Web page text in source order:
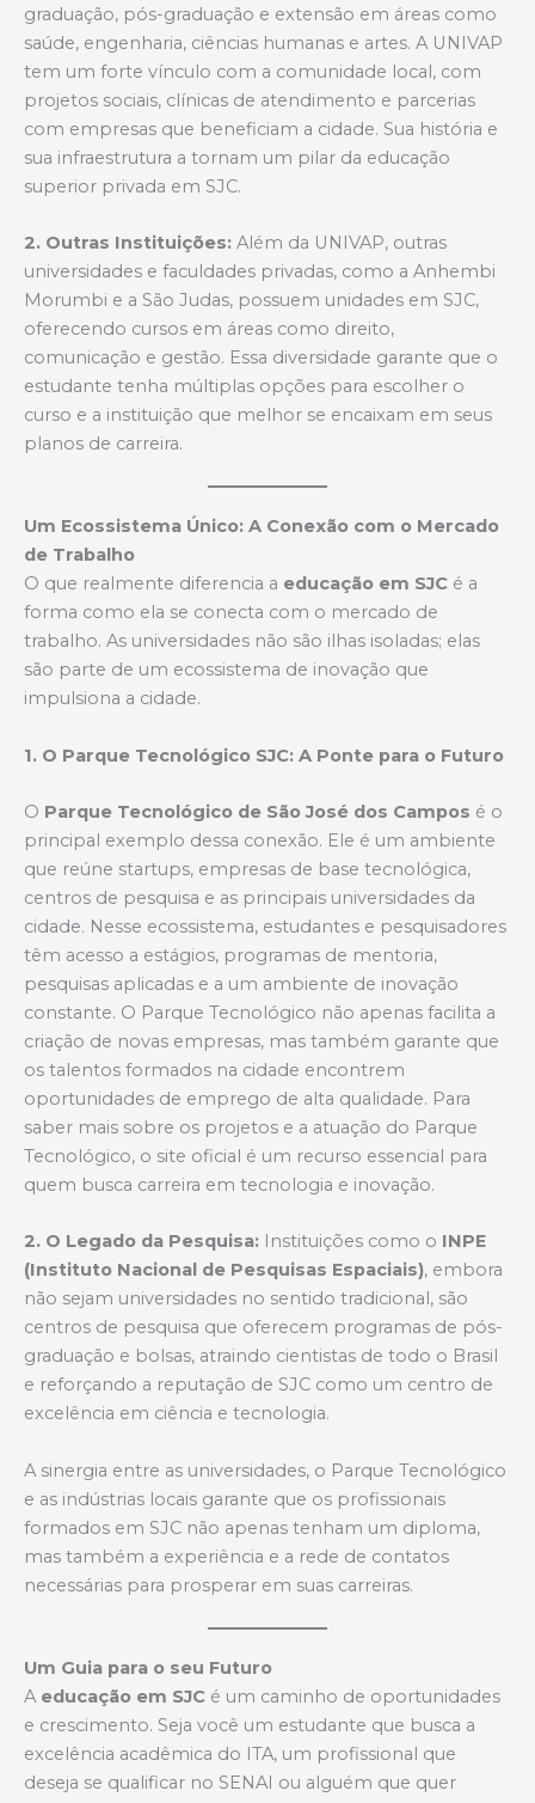
graduação, pós-graduação e extensão em áreas como
saúde, engenharia, ciências humanas e artes. A UNIVAP
tem um forte vínculo com a comunidade local, com
projetos sociais, clínicas de atendimento e parcerias
com empresas que beneficiam a cidade. Sua história e
sua infraestrutura a tornam um pilar da educação
superior privada em SJC.
2. Outras Instituições: Além da UNIVAP, outras
universidades e faculdades privadas, como a Anhembi
Morumbi e a São Judas, possuem unidades em SJC,
oferecendo cursos em áreas como direito,
comunicação e gestão. Essa diversidade garante que o
estudante tenha múltiplas opções para escolher o
curso e a instituição que melhor se encaixam em seus
planos de carreira.
Um Ecossistema Único: A Conexão com o Mercado
de Trabalho
O que realmente diferencia a educação em SJC é a
forma como ela se conecta com o mercado de
trabalho. As universidades não são ilhas isoladas; elas
são parte de um ecossistema de inovação que
impulsiona a cidade.
1. O Parque Tecnológico SJC: A Ponte para o Futuro
O Parque Tecnológico de São José dos Campos é o
principal exemplo dessa conexão. Ele é um ambiente
que reúne startups, empresas de base tecnológica,
centros de pesquisa e as principais universidades da
cidade. Nesse ecossistema, estudantes e pesquisadores
têm acesso a estágios, programas de mentoria,
pesquisas aplicadas e a um ambiente de inovação
constante. O Parque Tecnológico não apenas facilita a
criação de novas empresas, mas também garante que
os talentos formados na cidade encontrem
oportunidades de emprego de alta qualidade. Para
saber mais sobre os projetos e a atuação do Parque
Tecnológico, o site oficial é um recurso essencial para
quem busca carreira em tecnologia e inovação.
2. O Legado da Pesquisa: Instituições como o INPE
(Instituto Nacional de Pesquisas Espaciais), embora
não sejam universidades no sentido tradicional, são
centros de pesquisa que oferecem programas de pós-
graduação e bolsas, atraindo cientistas de todo o Brasil
e reforçando a reputação de SJC como um centro de
excelência em ciência e tecnologia.
A sinergia entre as universidades, o Parque Tecnológico
e as indústrias locais garante que os profissionais
formados em SJC não apenas tenham um diploma,
mas também a experiência e a rede de contatos
necessárias para prosperar em suas carreiras.
Um Guia para o seu Futuro
A educação em SJC é um caminho de oportunidades
e crescimento. Seja você um estudante que busca a
excelência acadêmica do ITA, um profissional que
deseja se qualificar no SENAI ou alguém que quer